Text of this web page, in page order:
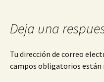
entradas
Deja una
Tu dirección de correo
campos obligatorios están